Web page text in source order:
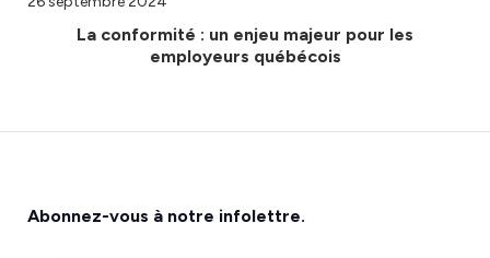
La conformité : un enjeu majeur pour les
employeurs québécois
Abonnez-vous à notre infolettre.